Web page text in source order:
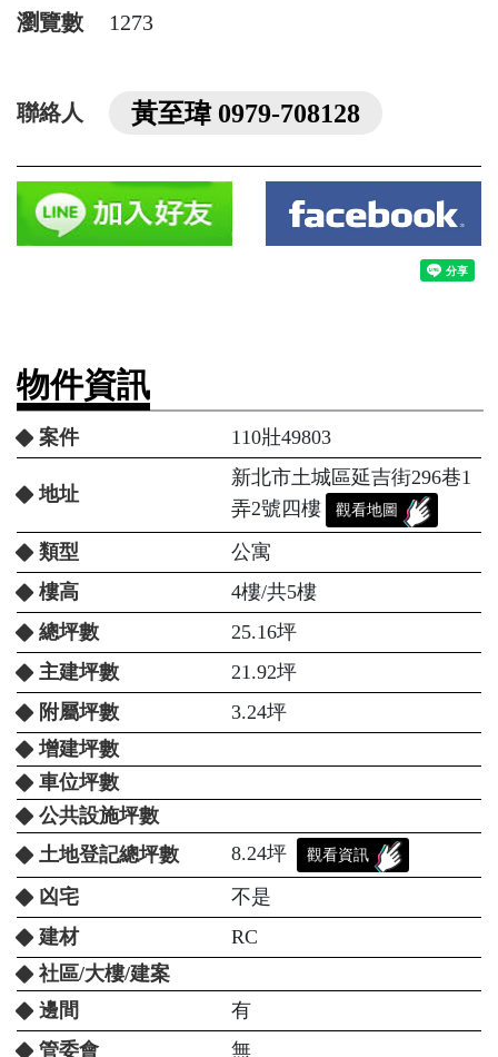
瀏覽數 1273
聯絡人 黃至瑋 0979-708128
物件資訊
案件 110壯49803
地址
新北市土城區延吉街296巷1
弄2號四樓
觀看地圖
類型
公寓
樓高
4樓/共5樓
總坪數
25.16坪
主建坪數
21.92坪
附屬坪數
3.24坪
增建坪數
車位坪數
公共設施坪數
土地登記總坪數
8.24坪 觀看資訊
凶宅
不是
建材
RC
社區/大樓/建案
邊間
有
管委會
無